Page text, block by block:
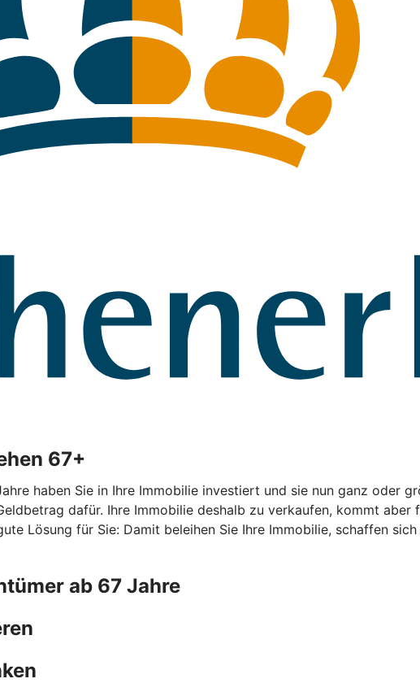
67+
haben Sie in Ihre Immobilie investiert und sie nun ganz oder
dafür. Ihre Immobilie deshalb zu verkaufen, kommt
Lösung für Sie: Damit beleihen Sie Ihre Immobilie, schaffen
ab 67 Jahre